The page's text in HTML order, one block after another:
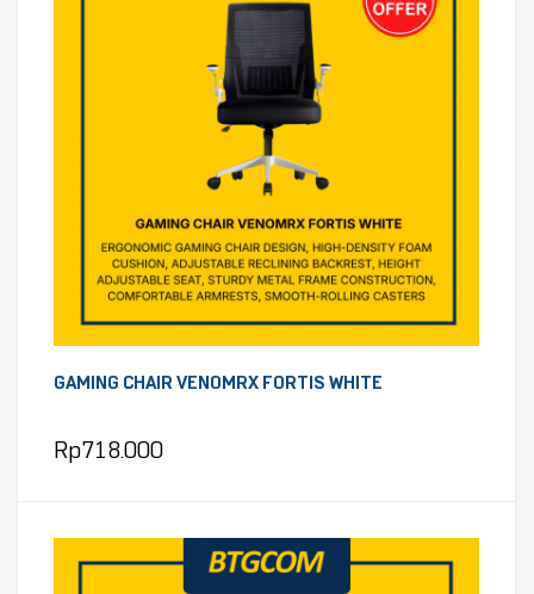
GAMING CHAIR VENOMRX FORTIS WHITE
Rp718.000